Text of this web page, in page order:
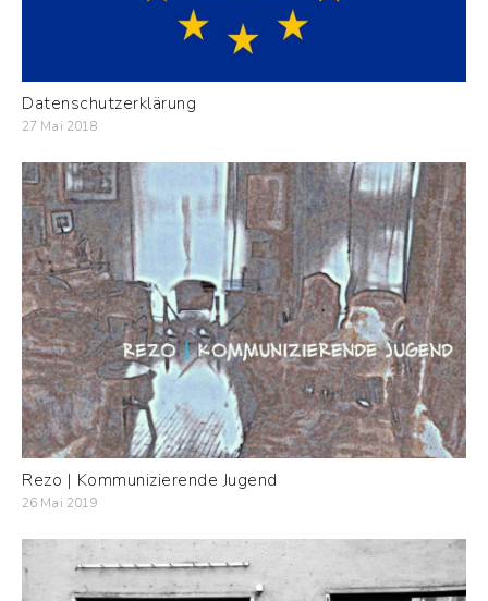
Datenschutzerklärung
27 Mai 2018
Rezo | Kommunizierende Jugend
26 Mai 2019